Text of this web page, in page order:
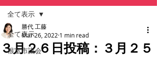
全て表示
根室市議会
全て表示
３月２６日投稿：３月２５
勝代 工藤
Mar 26, 2022 1 min read